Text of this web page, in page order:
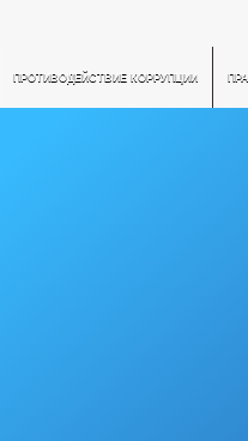
ПРОТИВОДЕЙСТВИЕ КОРРУПЦИИ